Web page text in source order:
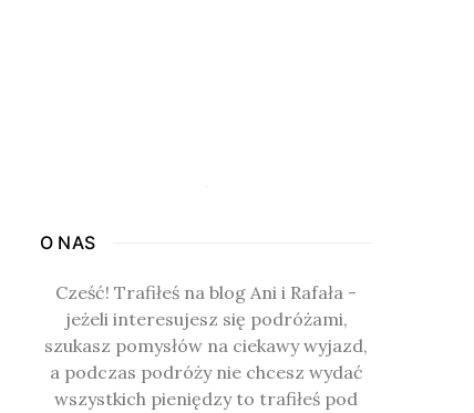
O NAS
Cześć! Trafiłeś na blog Ani i Rafała -
jeżeli interesujesz się podróżami,
szukasz pomysłów na ciekawy wyjazd,
a podczas podróży nie chcesz wydać
wszystkich pieniędzy to trafiłeś pod